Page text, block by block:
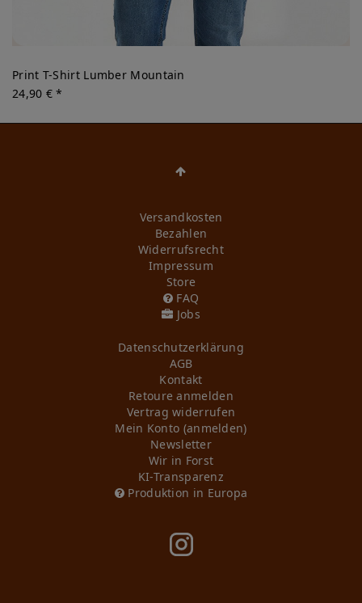
Print T-Shirt Lumber Mountain
24,90 € *
Versandkosten
Bezahlen
Widerrufs­recht
Impressum
Store
FAQ
Jobs
Daten­schutz­erklärung
AGB
Kontakt
Retoure anmelden
Vertrag widerrufen
Mein Konto (anmelden)
Newsletter
Wir in Forst
KI-Transparenz
Produktion in Europa